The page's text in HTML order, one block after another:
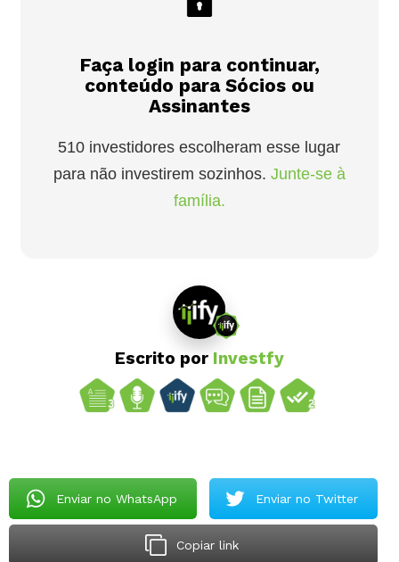
Faça login para continuar,
conteúdo para Sócios ou
Assinantes
510 investidores escolheram esse lugar
para não investirem sozinhos. Junte-se à
família.
Escrito por Investfy
Enviar no WhatsApp Enviar no Twitter
Copiar link